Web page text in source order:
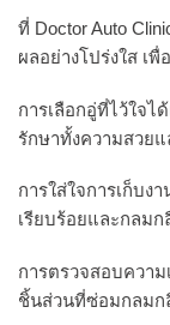
ที่ Doctor Auto
ผลอย่างโปร่งใส เ
การเลือกอู่ที่ไว้ใจ
รักษาทั้งความสวย
การใส่ใจการเก็บ
เรียบร้อยและกลม
การตรวจสอบควา
ชิ้นส่วนที่ซ่อมกลมก